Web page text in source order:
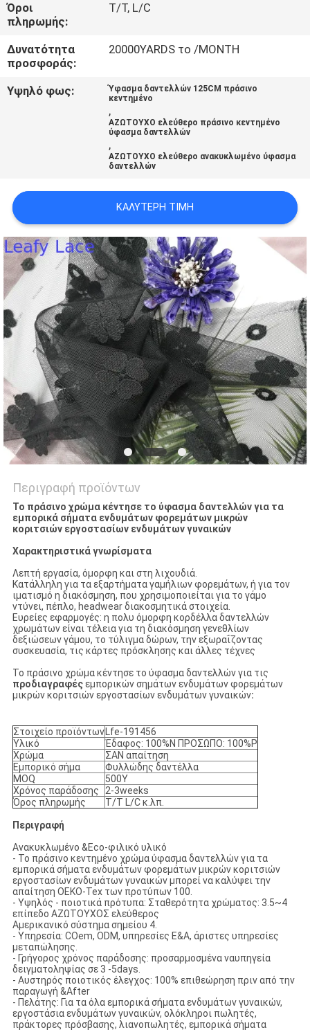
ΑΠΌΣΠΑΣΜΑ
SITEMAP
ΑΠΟΡΡΉΤΟΥ
Όροι
πληρωμής:
T/T, L/C
Δυνατότητα
προσφοράς:
20000YARDS το /MONTH
Υψηλό φως:
Ύφασμα δαντελλών 125CM πράσινο
κεντημένο
,
ΑΖΩΤΟΥΧΟ ελεύθερο πράσινο κεντημένο
ύφασμα δαντελλών
,
ΑΖΩΤΟΥΧΟ ελεύθερο ανακυκλωμένο ύφασμα
δαντελλών
ΚΑΛΎΤΕΡΗ ΤΙΜΉ
Περιγραφή προϊόντων
Το πράσινο χρώμα κέντησε το ύφασμα δαντελλών για τα
εμπορικά σήματα ενδυμάτων φορεμάτων μικρών
κοριτσιών εργοστασίων ενδυμάτων γυναικών
Χαρακτηριστικά γνωρίσματα
Λεπτή εργασία, όμορφη και στη λιχουδιά.
Κατάλληλη για τα εξαρτήματα γαμήλιων φορεμάτων, ή για τον
ιματισμό η διακόσμηση, που χρησιμοποιείται για το γάμο
ντύνει, πέπλο, headwear διακοσμητικά στοιχεία.
Ευρείες εφαρμογές: η πολυ όμορφη κορδέλλα δαντελλών
χρωμάτων είναι τέλεια για τη διακόσμηση γενεθλίων
δεξιώσεων γάμου, το τύλιγμα δώρων, την εξωραΐζοντας
συσκευασία, τις κάρτες πρόσκλησης και άλλες τέχνες
Το πράσινο χρώμα κέντησε το ύφασμα δαντελλών για τις
προδιαγραφέςεμπορικών σημάτων ενδυμάτων φορεμάτων
μικρών κοριτσιών εργοστασίων ενδυμάτων γυναικών:
Στοιχείο προϊόντωνLfe-191456
Υλικό
Έδαφος: 100%N ΠΡΟΣΩΠΟ: 100%P
Χρώμα
ΣΑΝ απαίτηση
Εμπορικό σήμα
Φυλλώδης δαντέλλα
MOQ
500Y
Χρόνος παράδοσης
2-3weeks
Όρος πληρωμής
T/T L/C κ.λπ.
Περιγραφή
Ανακυκλωμένο &Eco-φιλικό υλικό
- Το πράσινο κεντημένο χρώμα ύφασμα δαντελλών για τα
εμπορικά σήματα ενδυμάτων φορεμάτων μικρών κοριτσιών
εργοστασίων ενδυμάτων γυναικών μπορεί να καλύψει την
απαίτηση OEKO-Tex των προτύπων 100.
- Υψηλός - ποιοτικά πρότυπα: Σταθερότητα χρώματος: 3.5~4
επίπεδο ΑΖΩΤΟΥΧΟΣ ελεύθερος
Αμερικανικό σύστημα σημείου 4.
- Υπηρεσία: COem, ODM, υπηρεσίες Ε&Α, άριστες υπηρεσίες
μεταπώλησης.
- Γρήγορος χρόνος παράδοσης: προσαρμοσμένα ναυπηγεία
δειγματοληψίας σε 3 -5days.
- Αυστηρός ποιοτικός έλεγχος: 100% επιθεώρηση πριν από την
παραγωγή &After
- Πελάτης: Για τα όλα εμπορικά σήματα ενδυμάτων γυναικών,
εργοστάσια ενδυμάτων γυναικών, ολόκληροι πωλητές,
πράκτορες πρόσβασης, λιανοπωλητές, εμπορικά σήματα